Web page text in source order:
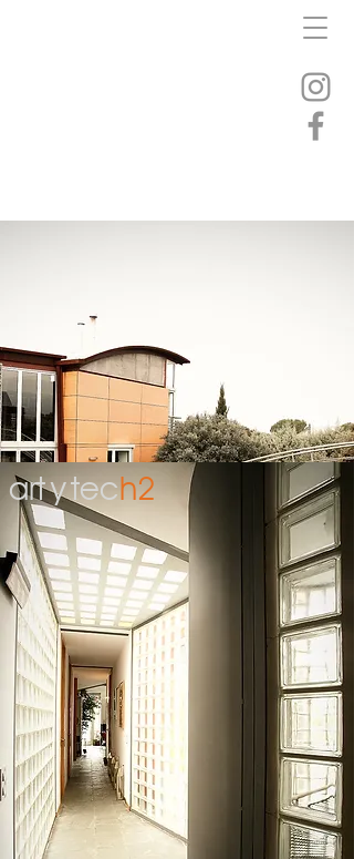
artytech2